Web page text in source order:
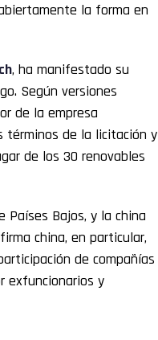
la forma en
, ha manifestado su
Según versiones
de la empresa
términos de la licitación y
de los 30 renovables
Países Bajos, y la china
china, en particular,
de compañías
exfuncionarios y